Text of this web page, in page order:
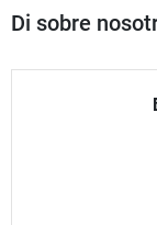
Di sobre